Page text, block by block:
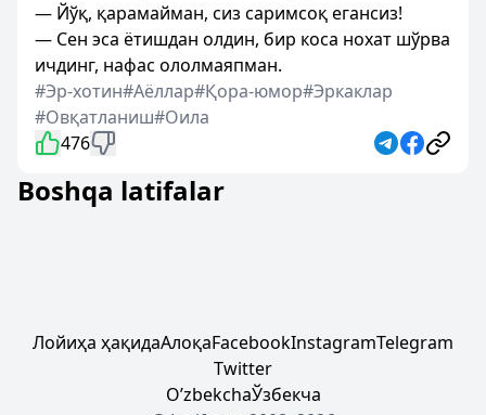
— Йўқ, қарамайман, сиз саримсоқ егансиз!
— Сен эса ётишдан олдин, бир коса нохат шўрва
ичдинг, нафас ололмаяпман.
#Эр-хотин#Аёллар#Қора-юмор#Эркаклар
#Овқатланиш#Оила
476
Boshqa latifalar
Лойиҳа ҳақидаАлоқаFacebookInstagramTelegram
Twitter
OʼzbekchaЎзбекча